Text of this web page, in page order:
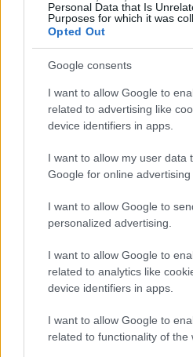
Personal Data that Is
Purposes for which it was
Opted Out
Google consents
I want to allow Google to
related to advertising like
device identifiers in apps.
I want to allow my user data
Google for online
I want to allow Google to
personalized advertising.
I want to allow Google to
related to analytics like
device identifiers in apps.
I want to allow Google to
related to functionality of the
ECONOMIA
Condominio: così si
lastrico